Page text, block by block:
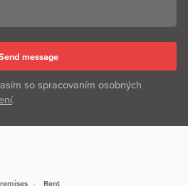
so spracovaním osobných
.
Rent